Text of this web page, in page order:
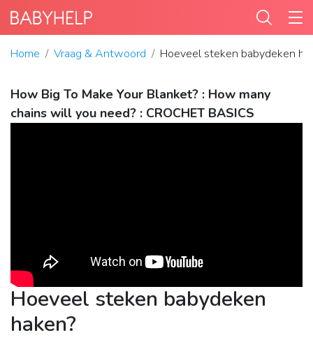
Home Vraag & Antwoord Hoeveel steken babydeken
How Big To Make Your Blanket? : How many
chains will you need? : CROCHET BASICS
Hoeveel steken babydeken
haken?